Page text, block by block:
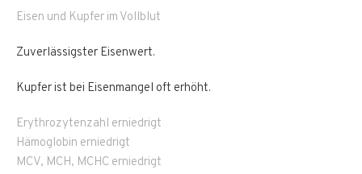
Eisen und Kupfer im Vollblut
Zuverlässigster Eisenwert.
Kupfer ist bei Eisenmangel oft erhöht.
Erythrozytenzahl erniedrigt
Hämoglobin erniedrigt
MCV, MCH, MCHC erniedrigt